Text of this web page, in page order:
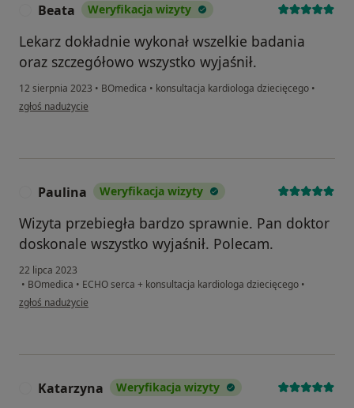
Beata Weryfikacja wizyty
Lekarz dokładnie wykonał wszelkie badania
oraz szczegółowo wszystko wyjaśnił.
12 sierpnia 2023 • BOmedica • konsultacja kardiologa dziecięcego •
w opinii użytkownika Beata
zgłoś nadużycie
Paulina Weryfikacja wizyty
Wizyta przebiegła bardzo sprawnie. Pan doktor
doskonale wszystko wyjaśnił. Polecam.
22 lipca 2023
• BOmedica • ECHO serca + konsultacja kardiologa dziecięcego •
w opinii użytkownika Paulina
zgłoś nadużycie
Katarzyna Weryfikacja wizyty